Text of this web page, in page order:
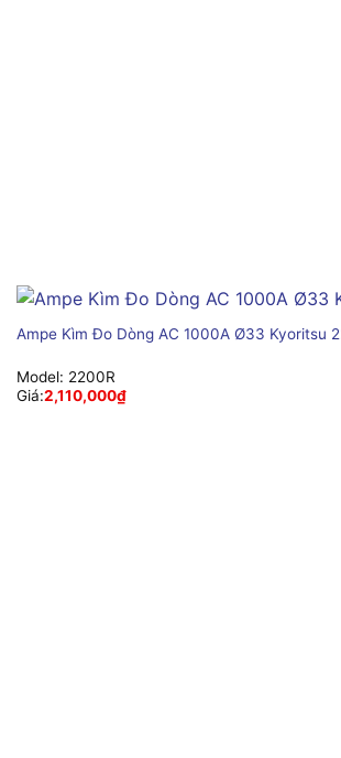
Ampe Kìm Đo Dòng AC 1000A Ø33 Kyoritsu
Model: 2200R
Giá:2,110,000₫